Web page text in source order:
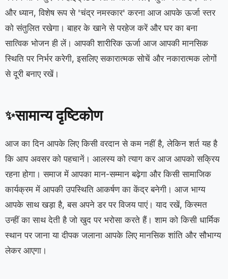
और ध्यान, विशेष रूप से 'चंद्र नमस्कार' करना आज आपके ऊर्जा स्तर
को संतुलित रखेगा। बाहर के खाने से परहेज करें और घर का बना
सात्विक भोजन ही लें। आपकी शारीरिक ऊर्जा आज आपकी मानसिक
स्थिति पर निर्भर करेगी, इसलिए सकारात्मक सोचें और नकारात्मक लोगों
से दूरी बनाए रखें।
✨सामान्य दृष्टिकोण
आज का दिन आपके लिए किसी वरदान से कम नहीं है, लेकिन शर्त यह है
कि आप अवसर को पहचानें। आलस्य को त्याग कर आज आपको सक्रिय
रहना होगा। समाज में आपका मान-सम्मान बढ़ेगा और किसी सामाजिक
कार्यक्रम में आपकी उपस्थिति आकर्षण का केंद्र बनेगी। आज भाग्य
आपके साथ खड़ा है, बस अपने डर पर विजय पाएं। याद रखें, किस्मत
उन्हीं का साथ देती है जो खुद पर भरोसा करते हैं। शाम को किसी धार्मिक
स्थान पर जाना या दीपक जलाना आपके लिए मानसिक शांति और सौभाग्य
लेकर आएगा।